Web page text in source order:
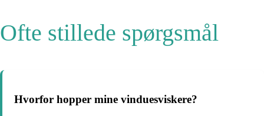
Ofte stillede spørgsmål
Hvorfor hopper mine vinduesviskere?